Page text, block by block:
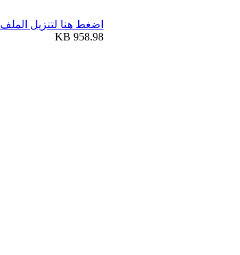
اضغط هنا لتنزيل الملف
958.98 KB